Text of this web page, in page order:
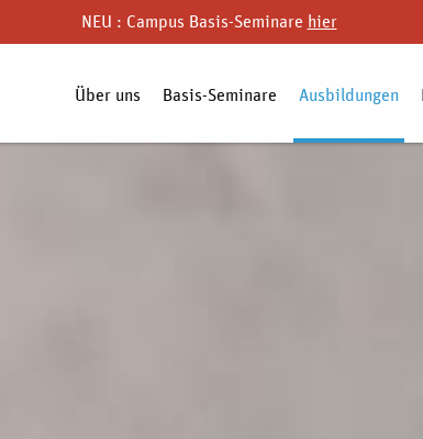
NEU : Campus Basis-Seminare hier
Über uns Basis-Seminare Ausbildungen